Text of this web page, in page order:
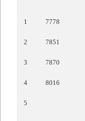
1 7778
2 7851
3 7870
4 8016
5